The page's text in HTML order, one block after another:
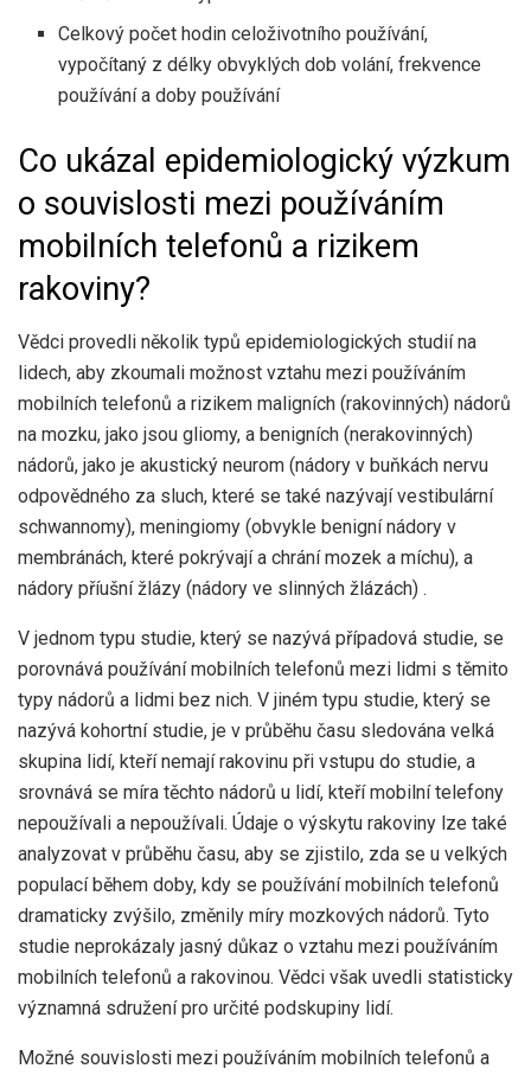
Celkový počet hodin celoživotního používání,
vypočítaný z délky obvyklých dob volání, frekvence
používání a doby používání
Co ukázal epidemiologický výzkum
o souvislosti mezi používáním
mobilních telefonů a rizikem
rakoviny?
Vědci provedli několik typů epidemiologických studií na
lidech, aby zkoumali možnost vztahu mezi používáním
mobilních telefonů a rizikem maligních (rakovinných) nádorů
na mozku, jako jsou gliomy, a benigních (nerakovinných)
nádorů, jako je akustický neurom (nádory v buňkách nervu
odpovědného za sluch, které se také nazývají vestibulární
schwannomy), meningiomy (obvykle benigní nádory v
membránách, které pokrývají a chrání mozek a míchu), a
nádory příušní žlázy (nádory ve slinných žlázách) .
V jednom typu studie, který se nazývá případová studie, se
porovnává používání mobilních telefonů mezi lidmi s těmito
typy nádorů a lidmi bez nich. V jiném typu studie, který se
nazývá kohortní studie, je v průběhu času sledována velká
skupina lidí, kteří nemají rakovinu při vstupu do studie, a
srovnává se míra těchto nádorů u lidí, kteří mobilní telefony
nepoužívali a nepoužívali. Údaje o výskytu rakoviny lze také
analyzovat v průběhu času, aby se zjistilo, zda se u velkých
populací během doby, kdy se používání mobilních telefonů
dramaticky zvýšilo, změnily míry mozkových nádorů. Tyto
studie neprokázaly jasný důkaz o vztahu mezi používáním
mobilních telefonů a rakovinou. Vědci však uvedli statisticky
významná sdružení pro určité podskupiny lidí.
Možné souvislosti mezi používáním mobilních telefonů a